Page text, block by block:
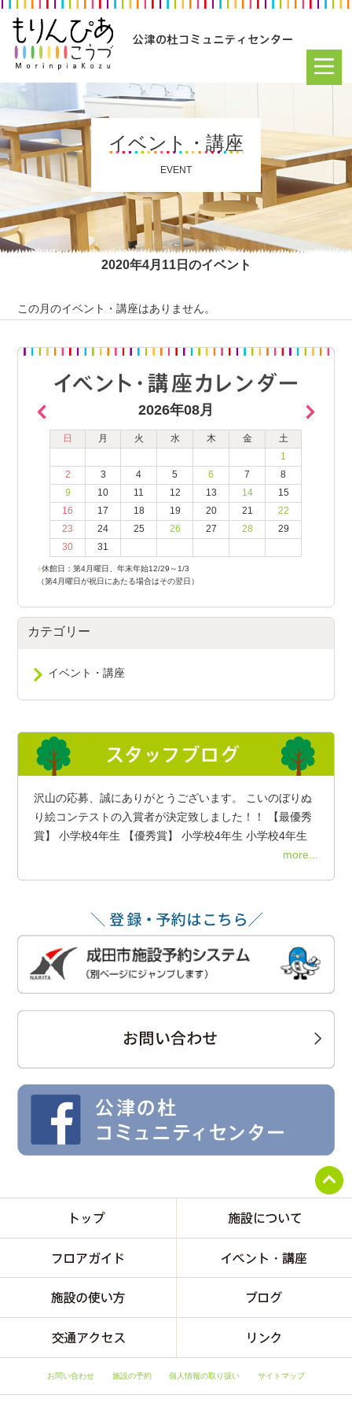
イベント・講座
EVENT
2020年4月11日のイベント
この月のイベント・講座はありません。
2026年08月
日 月 火 水 木 金
土
1
2
3 4 5 6 7
8
9
10 11 12 13 14
15
16
17 18 19 20 21
22
23
24 25 26 27 28
29
30
31
●休館日：第4月曜日、年末年始12/29～1/3
（第4月曜日が祝日にあたる場合はその翌日）
カテゴリー
イベント・講座
沢山の応募、誠にありがとうございます。 こいのぼりぬ
り絵コンテストの入賞者が決定致しました！！ 【最優秀
賞】 小学校4年生 【優秀賞】 小学校4年生 小学校4年生
more...
お問い合わせ 施設の予約 個人情報の取り扱い サイトマップ